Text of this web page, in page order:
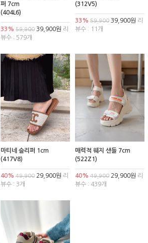
퍼 7cm
(404L6)
33% 59,90039,900원 리
뷰수 : 579개
(312V5)
33% 59,90039,900원 리
뷰수 : 11개
마티네 슬리퍼 1cm
(417V8)
40% 49,90029,900원 리
뷰수 : 3개
매력적 웨지 샌들 7cm
(522Z1)
40% 49,90029,900원 리
뷰수 : 439개